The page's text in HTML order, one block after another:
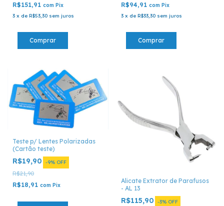
R$151,91 com Pix
3 x de R$53,30 sem juros
R$94,91 com Pix
3 x de R$33,30 sem juros
Teste p/ Lentes Polarizadas
(Cartão teste)
R$19,90 -9% OFF
R$21,90
R$18,91 com Pix
Alicate Extrator de Parafusos
- AL 13
R$115,90 -3% OFF